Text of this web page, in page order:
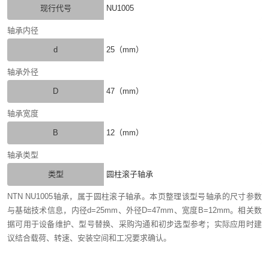
现行代号 NU1005
轴承内径
d 25（mm）
轴承外径
D 47（mm）
轴承宽度
B 12（mm）
轴承类型
类型 圆柱滚子轴承
NTN NU1005轴承，属于圆柱滚子轴承。本页整理该型号轴承的尺寸参数
与基础技术信息，内径d=25mm、外径D=47mm、宽度B=12mm。相关数
据可用于设备维护、型号替换、采购沟通和初步选型参考；实际应用时建
议结合载荷、转速、安装空间和工况要求确认。